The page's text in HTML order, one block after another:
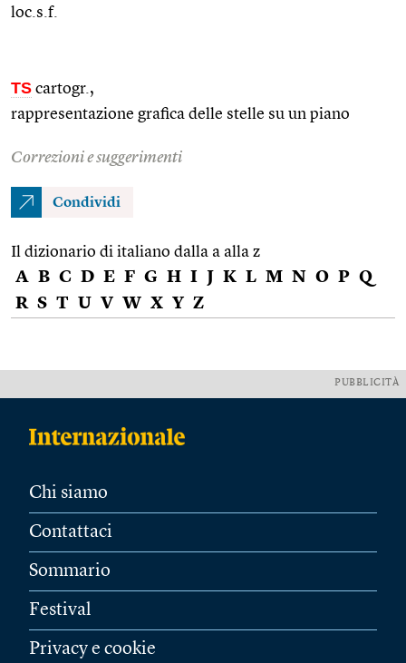
loc.s.f.
TS cartogr. ,
rappresentazione grafica delle stelle su un piano
Correzioni e suggerimenti
Condividi
Il dizionario di italiano dalla a alla z
A B C D E F G H I J K L M N O P Q
R S T U V W X Y Z
PUBBLICITÀ
Chi siamo
Contattaci
Sommario
Festival
Privacy e cookie